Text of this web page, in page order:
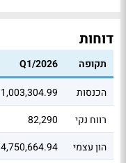
דוחות
תקופה
Q1/2026
הכנסות
1,003,304.99
רווח נקי
82,290
הון עצמי
4,750,664.94